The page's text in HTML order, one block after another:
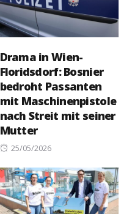
Drama in Wien-
Floridsdorf: Bosnier
bedroht Passanten
mit Maschinenpistole
nach Streit mit seiner
Mutter
Posted
25/05/2026